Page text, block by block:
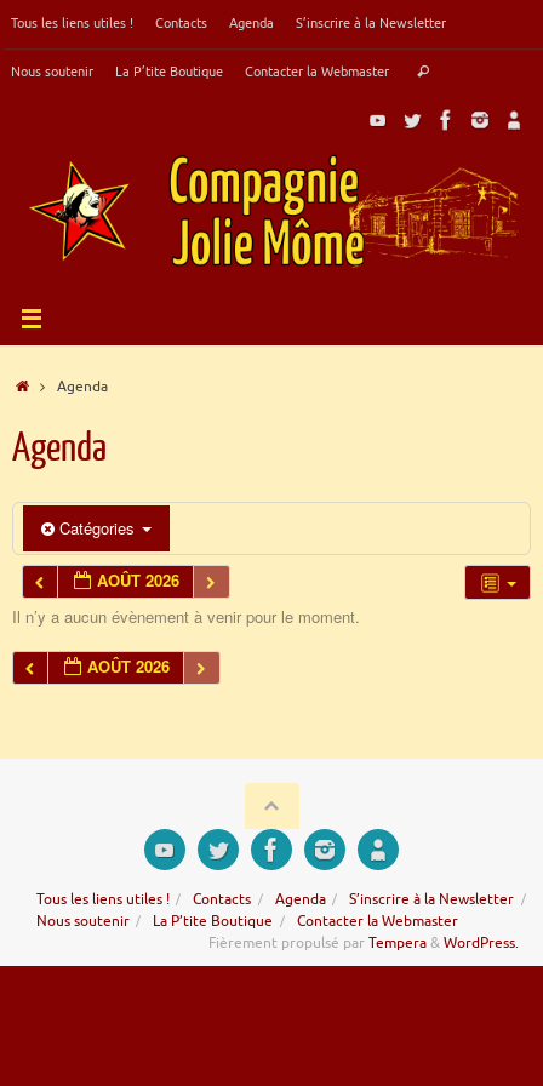
au
Tous les liens utiles ! Contacts Agenda S’inscrire à la Newsletter
Nous soutenir La P’tite Boutique Contacter la Webmaster Rechercher
Accueil
Agenda
Agenda
Catégories
AOÛT 2026
Il n’y a aucun évènement à venir pour le moment.
AOÛT 2026
Tous les liens utiles ! Contacts Agenda
S’inscrire à la Newsletter
Nous soutenir
La P’tite Boutique
Contacter la Webmaster
Fièrement propulsé parTempera&WordPress.